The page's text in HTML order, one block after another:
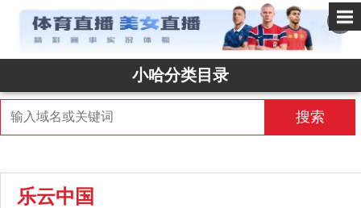
✕
小哈分类目录
搜索
乐云中国